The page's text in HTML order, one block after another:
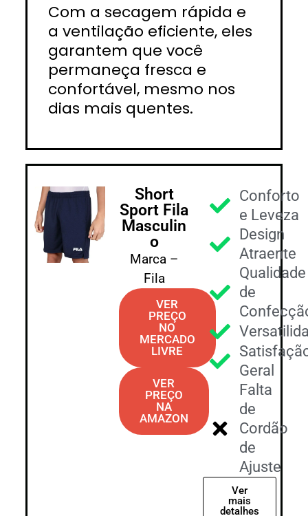
Com a secagem rápida e
a ventilação eficiente, eles
garantem que você
permaneça fresca e
confortável, mesmo nos
dias mais quentes.
Short
Sport Fila
Masculin
o
Marca –
Fila
VER
PREÇO
NO
MERCADO
LIVRE
VER
PREÇO
NA
AMAZON
Conforto
e Leveza
Design
Atraente
Qualidade
de
Geral
Falta
de
Cordão
de
Ajuste
Ver
mais
detalhes